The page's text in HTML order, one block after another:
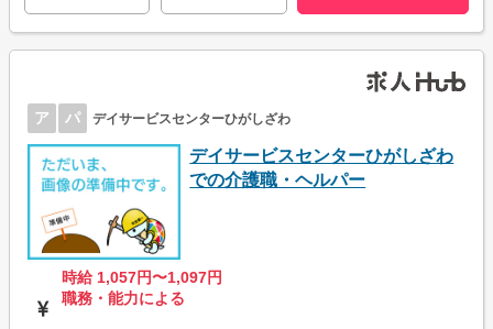
ア パ デイサービスセンターひがしざわ
デイサービスセンターひがしざわ
での介護職・ヘルパー
時給 1,057円〜1,097円
職務・能力による